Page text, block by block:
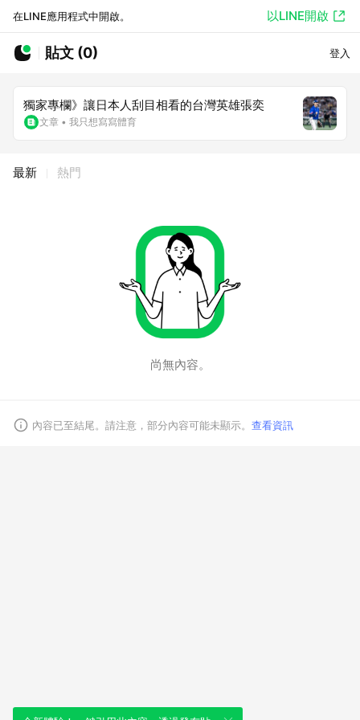
在LINE應用程式中開啟。 以LINE開啟
貼文 (0) 登入
獨家專欄》讓日本人刮目相看的台灣英雄張奕
文章 • 我只想寫寫體育
最新 熱門
尚無內容。
內容已至結尾。請注意，部分內容可能未顯示。 查看資訊
取消